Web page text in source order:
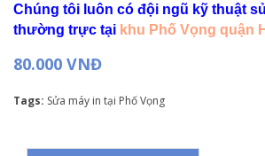
Chúng tôi luôn có đội ngũ kỹ thuật
thường trực tại khu Phố Vọng quận
80.000 VNĐ
Tags: Sửa máy in tại Phố Vọng